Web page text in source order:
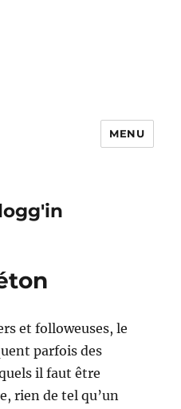
MENU
et followeuses, le
parfois des
il faut être
rien de tel qu’un